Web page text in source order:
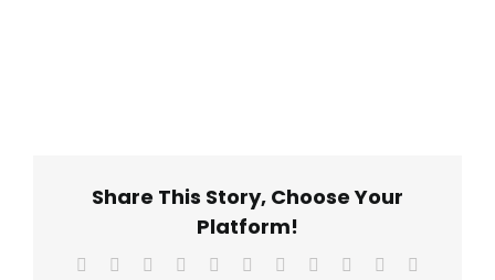
Share This Story, Choose Your
Platform!
Facebook Reddit LinkedInWhatsAppTelegram
TumblrPinterest Xing